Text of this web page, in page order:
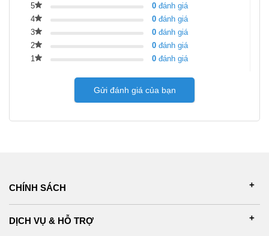
5 0 đánh giá
4
0 đánh giá
3
0 đánh giá
2
0 đánh giá
1
0 đánh giá
Gửi đánh giá của bạn
CHÍNH SÁCH
DỊCH VỤ & HỖ TRỢ